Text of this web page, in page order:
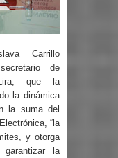
Carrillo
de
que la
la dinámica
la suma del
“la
y otorga
la